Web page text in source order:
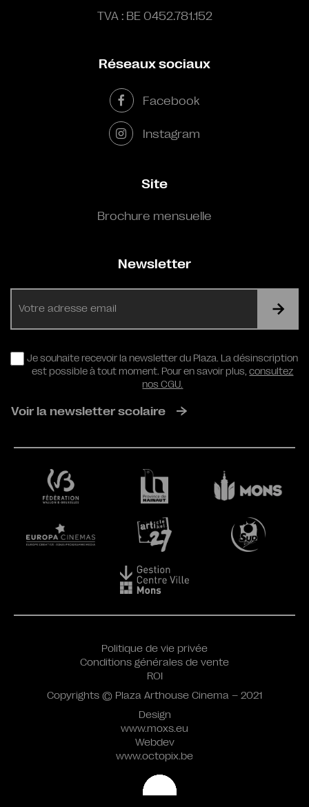
TVA : BE 0452.781.152
Réseaux sociaux
Facebook
Instagram
Site
Brochure mensuelle
Newsletter
RGPD
Je souhaite recevoir la newsletter du Plaza. La désinscription
est possible à tout moment. Pour en savoir plus,consultez
nos CGU.
Voir la newsletter scolaire
Design
www.moxs.eu
Webdev
www.octopix.be
Politique de vie privée
Conditions générales de vente
ROI
Copyrights © Plaza Arthouse Cinema – 2021